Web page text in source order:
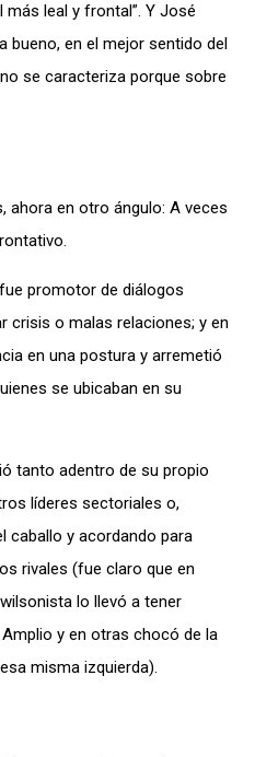
leal y frontal”. Y José
bueno, en el mejor sentido del
se caracteriza porque sobre
ahora en otro ángulo: A veces
promotor de diálogos
crisis o malas relaciones; y en
en una postura y arremetió
se ubicaban en su
tanto adentro de su propio
líderes sectoriales o,
caballo y acordando para
rivales (fue claro que en
lo llevó a tener
y en otras chocó de la
misma izquierda).